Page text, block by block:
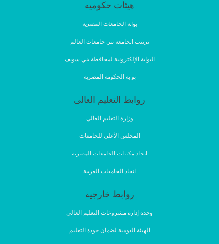
هيئات حكوميه
بوابة الجامعات المصرية
ترتيب الجامعة بين جامعات العالم
البوابة الإلكترونية لمحافظة بني سويف
بوابة الحكومة المصرية
روابط التعليم العالى
وزارة التعليم العالي
المجلس الأعلي للجامعات
اتحاد مكتبات الجامعات المصرية
اتحاد الجامعات العربية
روابط خارجيه
وحدة إدارة مشروعات التعليم العالي
الهيئة القومية لضمان جودة التعليم